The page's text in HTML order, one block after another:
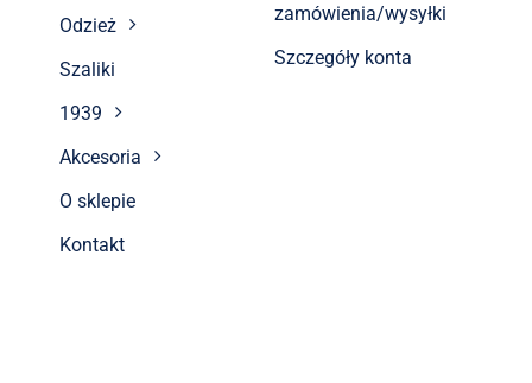
Odzież
Szaliki
1939
Akcesoria
O sklepie
Kontakt
zamówienia/wysyłki
Szczegóły konta